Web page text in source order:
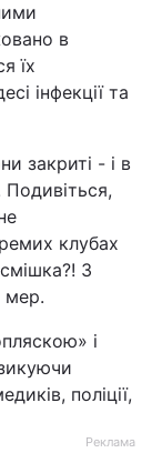
в
їх
інфекції та
закриті - і в
клубах
З
мер.
і
поліції,
Реклама